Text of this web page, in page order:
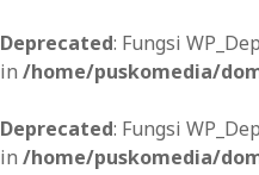
Deprecated: Fungsi
in /home/puskomedia/
Deprecated: Fungsi
in /home/puskomedia/